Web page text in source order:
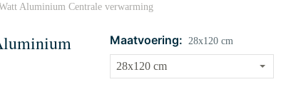
Aluminium Centrale verwarming
Maatvoering: 28x120 cm